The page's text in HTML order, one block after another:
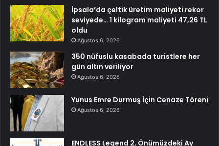
İpsala’da çeltik üretim maliyeti rekor
seviyede… 1 kilogram maliyeti 47,26 TL
oldu
Ağustos 6, 2026
350 nüfuslu kasabada turistlere her
gün altın veriliyor
Ağustos 6, 2026
Yunus Emre Durmuş İçin Cenaze Töreni
Ağustos 6, 2026
ENDLESS Legend 2, Önümüzdeki Ay